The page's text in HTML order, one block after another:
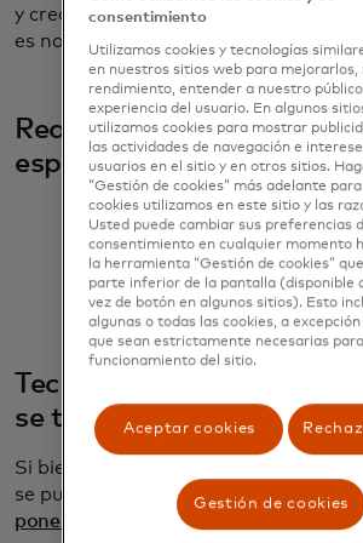
y crear experiencias en línea más
es noticia, sino cómo las compañías
Realidad extendida y
espacial: no es solo para
Tecnología de
se trata de nosotros
Si bien la huella ambiental de la
se puede barrer debajo de la
pone al frente y al centro
. Desde
consentimiento
Utilizamos cookies y tecnologías
en nuestros sitios web para mejorarlos,
rendimiento, entender a nuestro
experiencia del usuario. En algunos
utilizamos cookies para mostrar
las actividades de navegación e
usuarios en el sitio y en otros sitios.
“Gestión de cookies” más adelante
cookies utilizamos en este sitio y las
Usted puede cambiar sus preferencias
consentimiento en cualquier momento
la herramienta “Gestión de cookies”
parte inferior de la pantalla (disponible
vez de botón en algunos sitios). Esto
algunas o todas las cookies, a
que sean estrictamente necesarias para
funcionamiento del sitio.
Aceptar cookies
Gestión de cookies